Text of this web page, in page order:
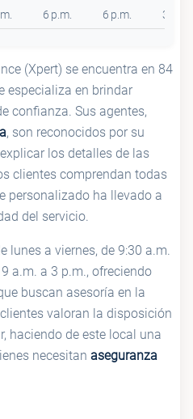
6 p.m.
6 p.m.
3 p.m.
(Xpert) se encuentra en 84
especializa en brindar
confianza. Sus agentes,
, son reconocidos por su
los detalles de las
clientes comprendan todas
personalizado ha llevado a
del servicio.
lunes a viernes, de 9:30 a.m.
a.m. a 3 p.m., ofreciendo
buscan asesoría en la
valoran la disposición
haciendo de este local una
necesitan aseguranza